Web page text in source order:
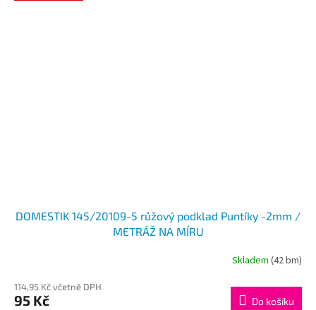
DOMESTIK 145/20109-5 růžový podklad Puntíky -2mm /
METRÁŽ NA MÍRU
Skladem (42 bm)
114,95 Kč včetně DPH
95 Kč Do košíku